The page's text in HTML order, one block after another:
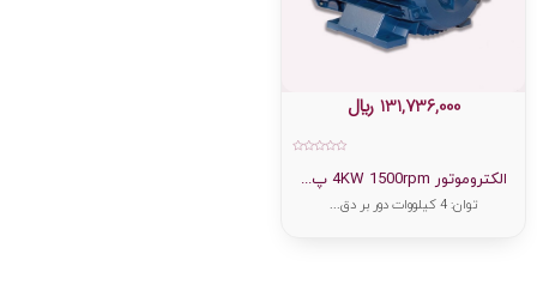
الکتروموتور 4KW 1500rpm پ...
131,736,000 ﷼
توان: 4 کیلووات دور بر دق...